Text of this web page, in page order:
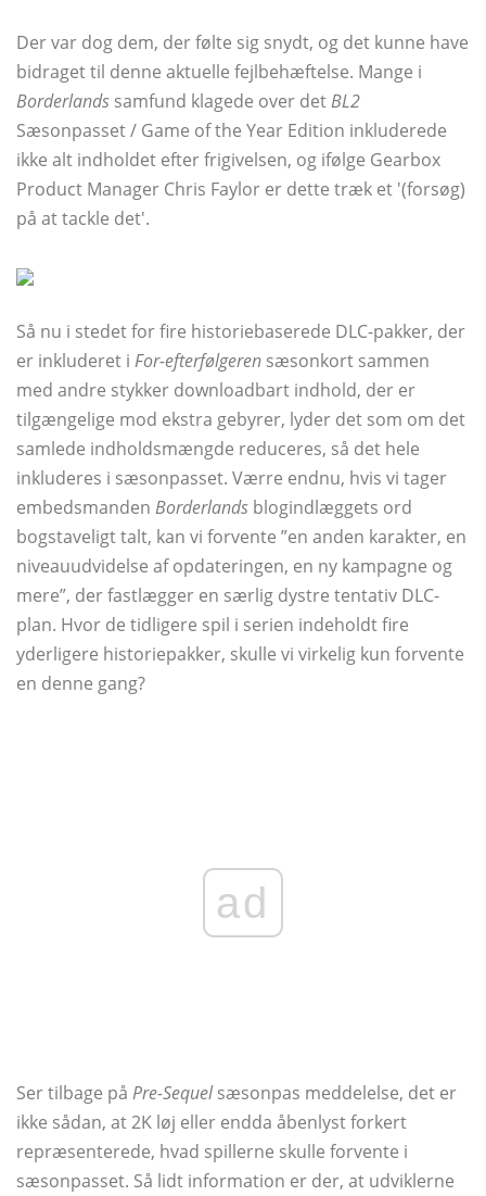
Der var dog dem, der følte sig snydt, og det kunne have
bidraget til denne aktuelle fejlbehæftelse. Mange i
Borderlands samfund klagede over detBL2
Sæsonpasset / Game of the Year Edition inkluderede
ikke alt indholdet efter frigivelsen, og ifølge Gearbox
Product Manager Chris Faylor er dette træk et '(forsøg)
på at tackle det'.
Så nu i stedet for fire historiebaserede DLC-pakker, der
er inkluderet i For-efterfølgeren sæsonkort sammen
med andre stykker downloadbart indhold, der er
tilgængelige mod ekstra gebyrer, lyder det som om det
samlede indholdsmængde reduceres, så det hele
inkluderes i sæsonpasset. Værre endnu, hvis vi tager
embedsmanden Borderlands blogindlæggets ord
bogstaveligt talt, kan vi forvente ”en anden karakter, en
niveauudvidelse af opdateringen, en ny kampagne og
mere”, der fastlægger en særlig dystre tentativ DLC-
plan. Hvor de tidligere spil i serien indeholdt fire
yderligere historiepakker, skulle vi virkelig kun forvente
en denne gang?
ad
Ser tilbage på Pre-Sequelsæsonpas meddelelse, det er
ikke sådan, at 2K løj eller endda åbenlyst forkert
repræsenterede, hvad spillerne skulle forvente i
sæsonpasset. Så lidt information er der, at udviklerne